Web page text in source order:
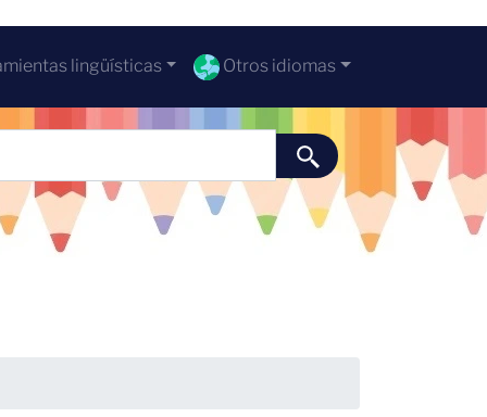
lingüísticas Otros idiomas